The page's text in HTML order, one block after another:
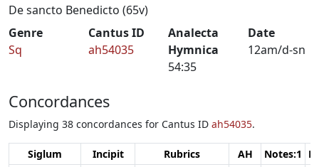
De sancto Benedicto (65v)
Genre
Sq
Cantus ID
ah54035
Analecta
Hymnica
54:35
Date
12am/d-sn
Concordances
Displaying 38 concordances for Cantus ID ah54035.
Siglum Incipit Rubrics AH Notes:1